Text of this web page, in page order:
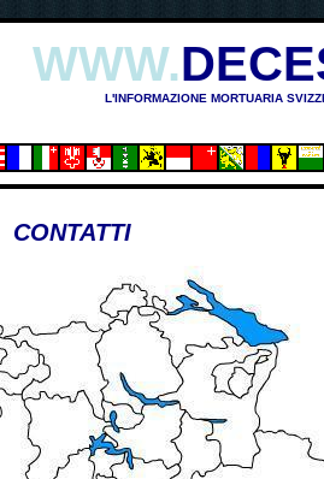
WWW.
L'INFORMAZIONE MORTUARIA
CONTATTI